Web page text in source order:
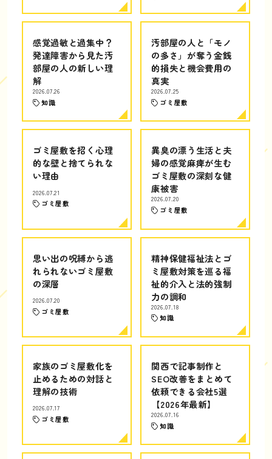
感覚過敏と過集中？
発達障害から見た汚
部屋の人の新しい理
解
2026.07.26
知識
汚部屋の人と「モノ
の多さ」が奪う金銭
的損失と機会費用の
真実
2026.07.25
ゴミ屋敷
ゴミ屋敷を招く心理
的な壁と捨てられな
い理由
2026.07.21
ゴミ屋敷
異臭の漂う生活と夫
婦の感覚麻痺が生む
ゴミ屋敷の深刻な健
康被害
2026.07.20
ゴミ屋敷
思い出の呪縛から逃
れられないゴミ屋敷
の深層
2026.07.20
ゴミ屋敷
精神保健福祉法とゴ
ミ屋敷対策を巡る福
祉的介入と法的強制
力の調和
2026.07.18
知識
家族のゴミ屋敷化を
止めるための対話と
理解の技術
2026.07.17
ゴミ屋敷
関西で記事制作と
SEO改善をまとめて
依頼できる会社5選
【2026年最新】
2026.07.16
知識